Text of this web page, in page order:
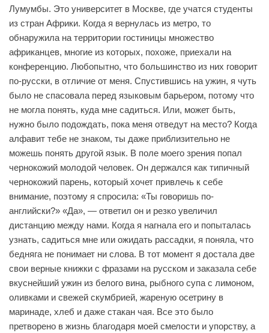
Лумумбы. Это университет в Москве, где учатся студенты
из стран Африки. Когда я вернулась из метро, то
обнаружила на территории гостиницы множество
африканцев, многие из которых, похоже, приехали на
конференцию. Любопытно, что большинство из них говорит
по-русски, в отличие от меня. Спустившись на ужин, я чуть
было не спасовала перед языковым барьером, потому что
не могла понять, куда мне садиться. Или, может быть,
нужно было подождать, пока меня отведут на место? Когда
алфавит тебе не знаком, ты даже приблизительно не
можешь понять другой язык. В поле моего зрения попал
чернокожий молодой человек. Он держался как типичный
чернокожий парень, который хочет привлечь к себе
внимание, поэтому я спросила: «Ты говоришь по-
английски?» «Да», — ответил он и резко увеличил
дистанцию между нами. Когда я нагнала его и попыталась
узнать, садиться мне или ожидать рассадки, я поняла, что
бедняга не понимает ни слова. В тот момент я достала две
свои верные книжки с фразами на русском и заказала себе
вкуснейший ужин из белого вина, рыбного супа с лимоном,
оливками и свежей скумбрией, жареную осетрину в
маринаде, хлеб и даже стакан чая. Все это было
претворено в жизнь благодаря моей смелости и упорству, а